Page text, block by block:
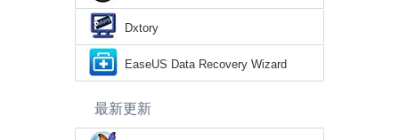
Dxtory
EaseUS Data Recovery Wizard
最新更新